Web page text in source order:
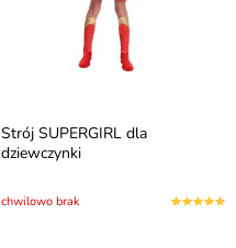
Strój SUPERGIRL dla
dziewczynki
chwilowo brak